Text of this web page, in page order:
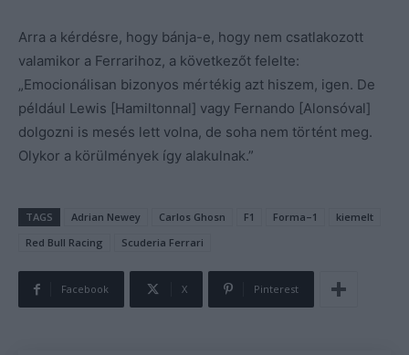
Arra a kérdésre, hogy bánja-e, hogy nem csatlakozott
valamikor a Ferrarihoz, a következőt felelte:
„Emocionálisan bizonyos mértékig azt hiszem, igen. De
például Lewis [Hamiltonnal] vagy Fernando [Alonsóval]
dolgozni is mesés lett volna, de soha nem történt meg.
Olykor a körülmények így alakulnak.”
TAGS Adrian Newey Carlos Ghosn F1 Forma–1
kiemelt
Red Bull Racing
Scuderia Ferrari
Facebook X Pinterest